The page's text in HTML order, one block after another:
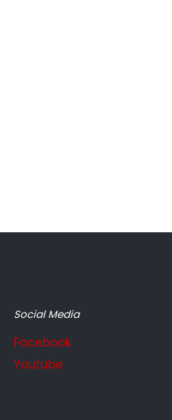
Social Media
Facebook
Youtube